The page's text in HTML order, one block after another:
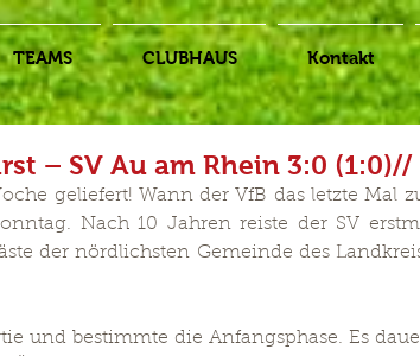
TEAMS CLUBHAUS Kontakt
– SV Au am Rhein 3:0 (1:0)//
geliefert! Wann der VfB das letzte Mal
Nach 10 Jahren reiste der SV
der nördlichsten Gemeinde des
und bestimmte die Anfangsphase. Es